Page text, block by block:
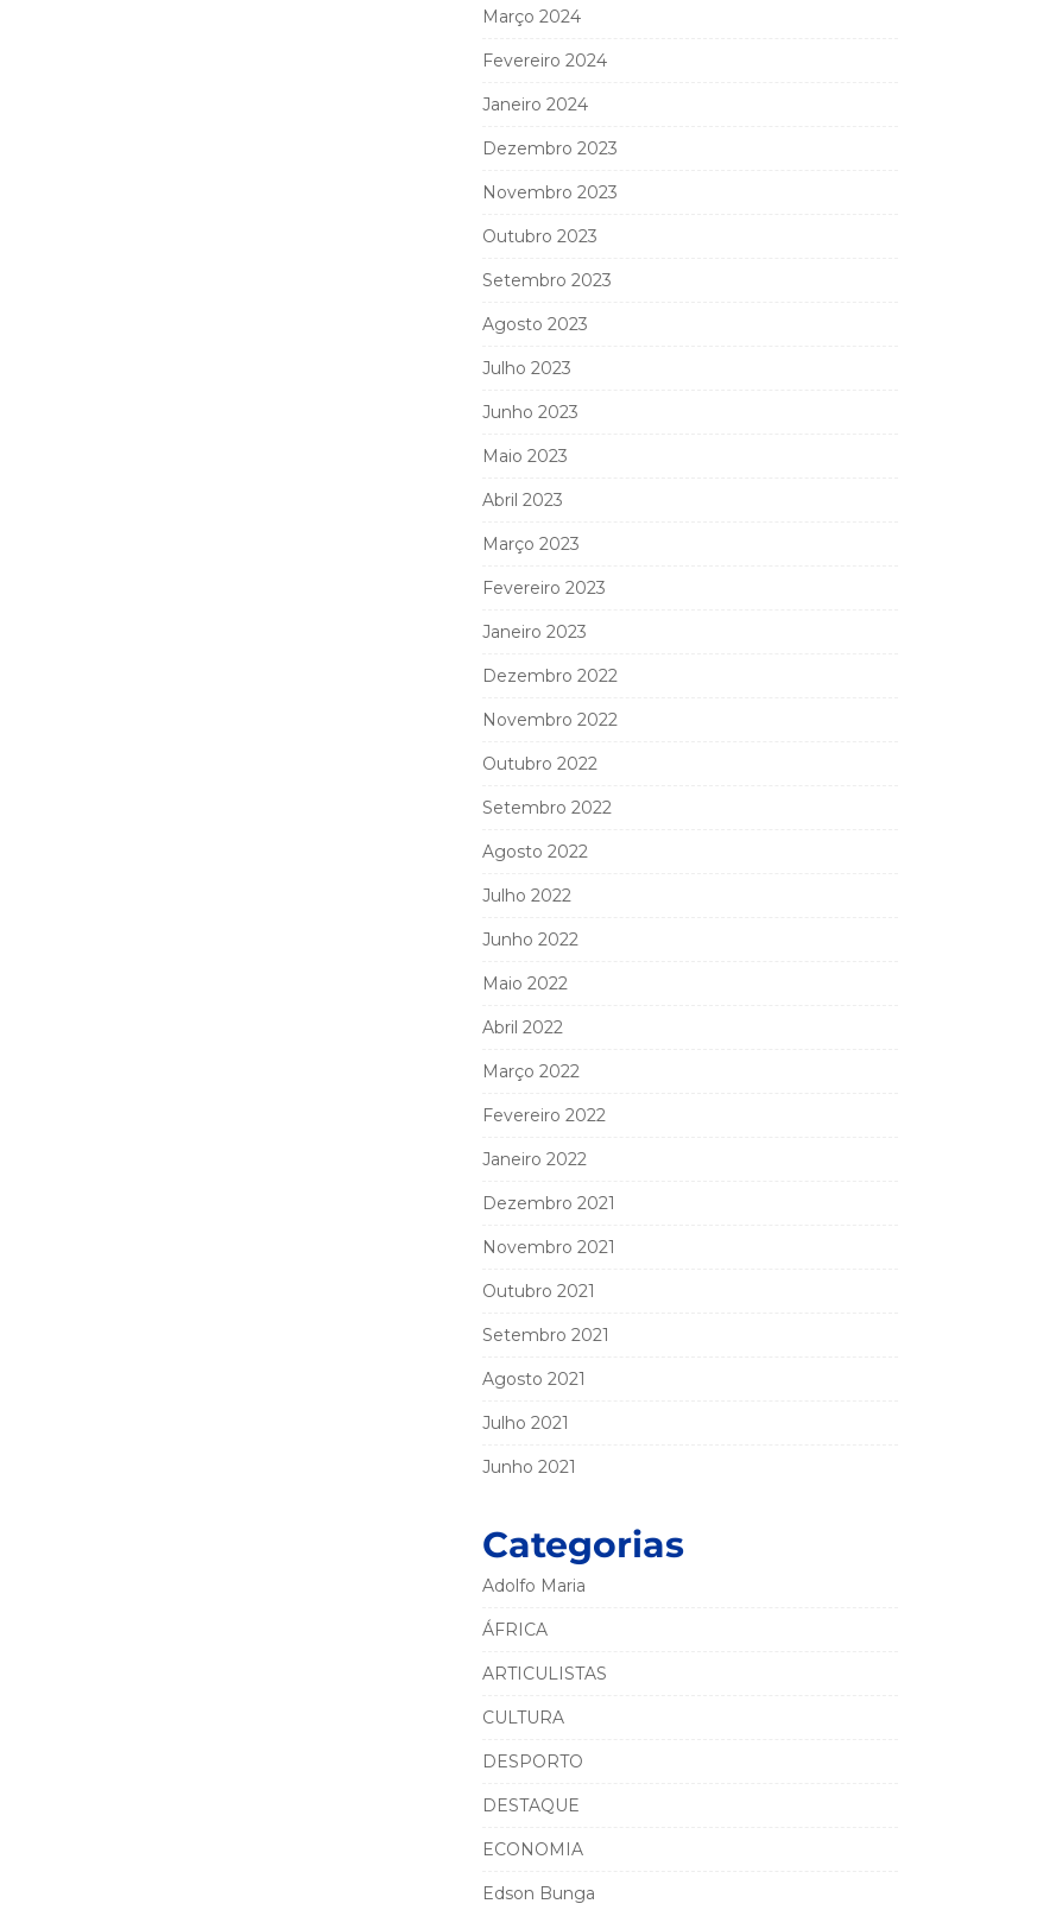
Março 2024
Fevereiro 2024
Janeiro 2024
Dezembro 2023
Novembro 2023
Outubro 2023
Setembro 2023
Agosto 2023
Julho 2023
Junho 2023
Maio 2023
Abril 2023
Março 2023
Fevereiro 2023
Janeiro 2023
Dezembro 2022
Novembro 2022
Outubro 2022
Setembro 2022
Agosto 2022
Julho 2022
Junho 2022
Maio 2022
Abril 2022
Março 2022
Fevereiro 2022
Janeiro 2022
Dezembro 2021
Novembro 2021
Outubro 2021
Setembro 2021
Agosto 2021
Julho 2021
Junho 2021
Categorias
Adolfo Maria
ÁFRICA
ARTICULISTAS
CULTURA
DESPORTO
DESTAQUE
ECONOMIA
Edson Bunga